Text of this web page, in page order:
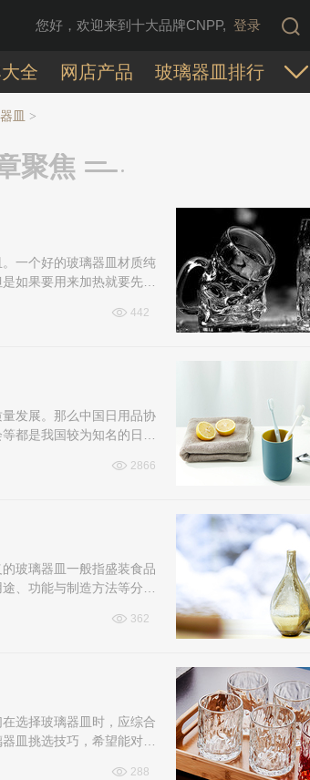
您好，欢迎来到十大品牌CNPP, 登录
全 网店产品 玻璃器皿排行
皿 >
聚焦
一个好的玻璃器皿材质纯
如果要用来加热就要先看
442
发展。那么中国日用品协
都是我国较为知名的日用
2866
玻璃器皿一般指盛装食品
、功能与制造方法等分
362
选择玻璃器皿时，应综合
皿挑选技巧，希望能对您
288